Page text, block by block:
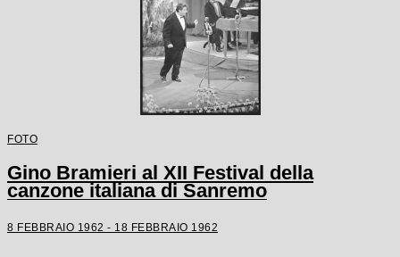
FOTO
Gino Bramieri al XII Festival della
canzone italiana di Sanremo
8 FEBBRAIO 1962 - 18 FEBBRAIO 1962